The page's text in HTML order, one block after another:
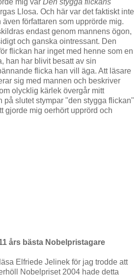
mig var Den stygga flickans
Llosa. Och här var det faktiskt inte
författaren som upprörde mig.
endast genom mannens ögon,
och ganska ointressant. Den
flickan har inget med henne som en
han har blivit besatt av sin
flicka han vill äga. Att läsare
sig med mannen och beskriver
olycklig kärlek övergår mitt
på slutet stympar "den stygga flickan"
gjorde mig oerhört upprörd och
års bästa Nobelpristagare
Elfriede Jelinek för jag trodde att
Nobelpriset 2004 hade detta